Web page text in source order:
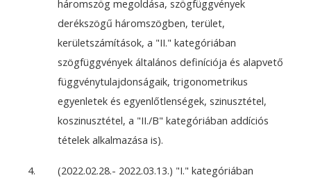
háromszög megoldása, szögfüggvények
derékszögű háromszögben, terület,
kerületszámítások, a "II." kategóriában
szögfüggvények általános definíciója és alapvető
függvénytulajdonságaik, trigonometrikus
egyenletek és egyenlőtlenségek, szinusztétel,
koszinusztétel, a "II./B" kategóriában addíciós
tételek alkalmazása is).
(2022.02.28.- 2022.03.13.) "I." kategóriában